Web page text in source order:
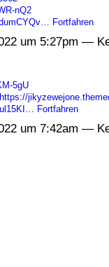
nQ2
Fortfahren
um 5:27pm —
5gU
https://
Fortfahren
um 7:42am —